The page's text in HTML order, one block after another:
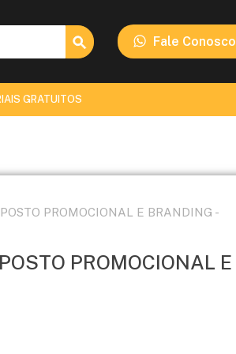
Search Button
Fale Conosco
GRATUITOS
PROMOCIONAL E BRANDING -
PROMOCIONAL E